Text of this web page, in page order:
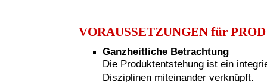
VORAUSSETZUNGEN für
Ganzheitliche Betrachtung
Die Produktentstehung ist ein
Disziplinen miteinander verknüpft.